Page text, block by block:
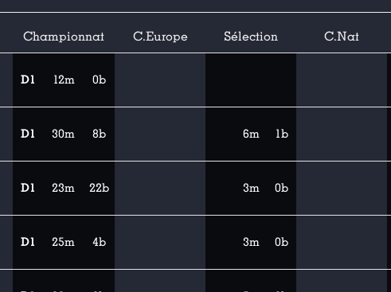
Championnat C.Europe Sélection C.Nat
D1 12m 0b
D1 30m 8b 6m 1b
D1 23m 22b 3m 0b
D1 25m 4b 3m 0b